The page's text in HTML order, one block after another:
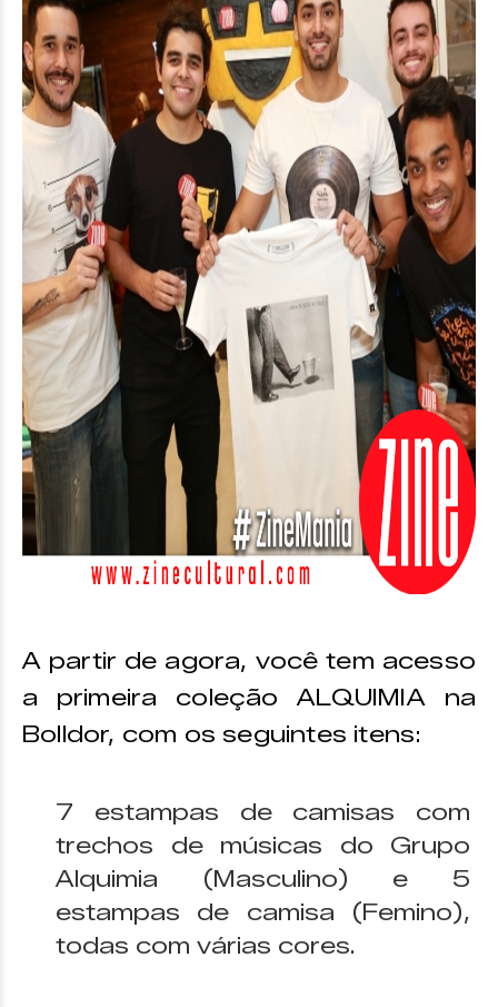
A partir de agora, você tem acesso
a primeira coleção ALQUIMIA na
Bolldor, com os seguintes itens:
7 estampas de camisas com
trechos de músicas do Grupo
Alquimia (Masculino) e 5
estampas de camisa (Femino),
todas com várias cores.